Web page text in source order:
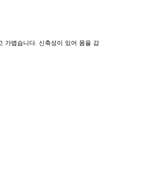
가볍습니다. 신축성이 있어 몸을 감